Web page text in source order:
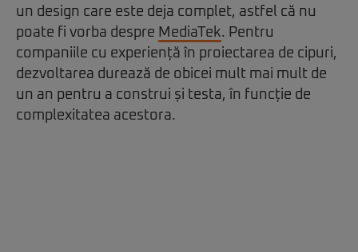
un design care este deja complet, astfel că nu
poate fi vorba despre MediaTek. Pentru
companiile cu experiență în proiectarea de cipuri,
dezvoltarea durează de obicei mult mai mult de
un an pentru a construi și testa, în funcție de
complexitatea acestora.